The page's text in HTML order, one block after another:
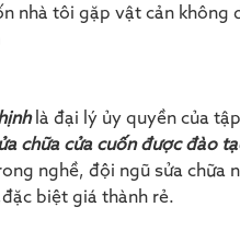
nhà tôi gặp vật cản không
là đại lý ủy quyền của
chữa cửa cuốn được đào
nghề, đội ngũ sửa chữa
biệt giá thành rẻ.